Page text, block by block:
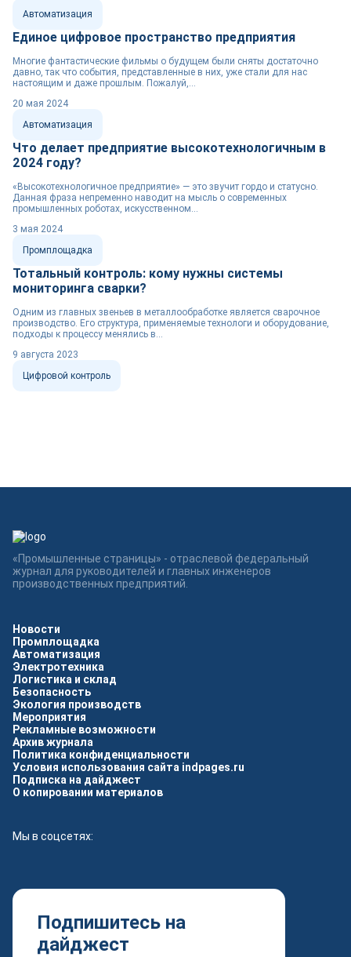
Автоматизация
Единое цифровое пространство предприятия
Многие фантастические фильмы о будущем были сняты достаточно
давно, так что события, представленные в них, уже стали для нас
настоящим и даже прошлым. Пожалуй,...
Автоматизация
20 мая 2024
Что делает предприятие высокотехнологичным в
2024 году?
«Высокотехнологичное предприятие» — это звучит гордо и статусно.
Данная фраза непременно наводит на мысль о современных
промышленных роботах, искусственном...
Промплощадка
3 мая 2024
Тотальный контроль: кому нужны системы
мониторинга сварки?
Одним из главных звеньев в металлообработке является сварочное
производство. Его структура, применяемые технологи и оборудование,
подходы к процессу менялись в...
Цифровой контроль
9 августа 2023
Новости
Промплощадка
Автоматизация
Электротехника
Логистика и склад
Безопасность
Экология производств
Мероприятия
Рекламные возможности
Архив журнала
Политика конфиденциальности
Условия использования сайта indpages.ru
Подписка на дайджест
О копировании материалов
Мы в соцсетях:
Подпишитесь на
дайджест
«Промышленные страницы» - отраслевой федеральный
журнал для руководителей и главных инженеров
производственных предприятий.